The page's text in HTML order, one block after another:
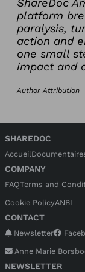
ShareDoc
platform
paralysis,
action and
one small
impact and
Author Attribution
SHAREDOC
Accueil
COMPANY
FAQTerms and
Cookie PolicyANBI
CONTACT
Newsletter
Anne Marie
NEWSLETTER